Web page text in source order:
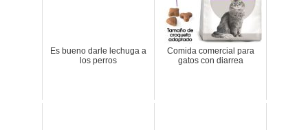
Es bueno darle lechuga a
los perros
Comida comercial para
gatos con diarrea